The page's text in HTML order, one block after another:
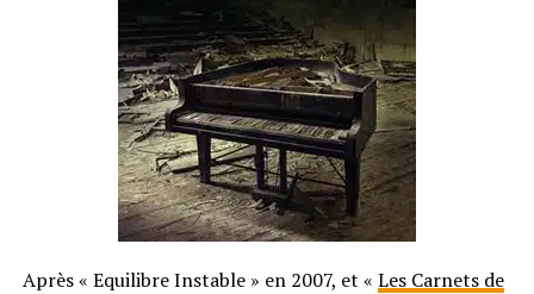
Après « Equilibre Instable » en 2007, et « Les Carnets de